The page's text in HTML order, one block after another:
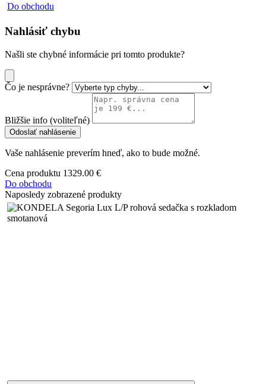
Do obchodu
Nahlásiť chybu
Našli ste chybné informácie pri tomto produkte?
Čo je nesprávne?
Bližšie info (voliteľné)
Odoslať nahlásenie
Vaše nahlásenie preverím hneď, ako to bude možné.
Cena produktu 1329.00 €
Do obchodu
Naposledy zobrazené produkty